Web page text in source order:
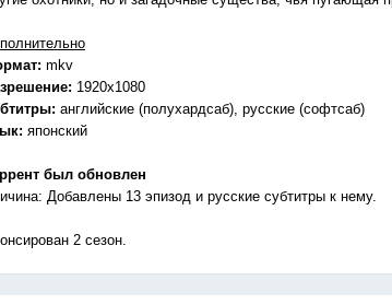
mkv
1920x1080
английские (полухардсаб), русские (софтсаб)
японский
был обновлен
Добавлены 13 эпизод и русские субтитры к нему.
2 сезон.